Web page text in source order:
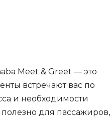
Meet & Greet — это
встречают вас по
и необходимости
для пассажиров,